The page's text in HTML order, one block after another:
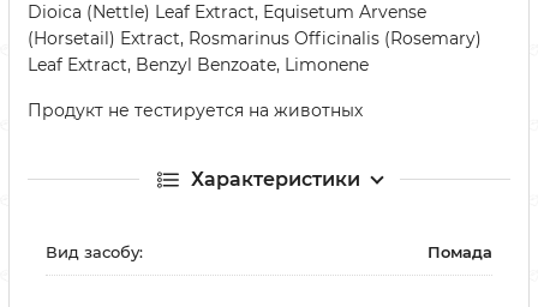
Dioica (Nettle) Leaf Extract, Equisetum Arvense
(Horsetail) Extract, Rosmarinus Officinalis (Rosemary)
Leaf Extract, Benzyl Benzoate, Limonene
Продукт не тестируется на животных
Характеристики
Вид засобу: Помада